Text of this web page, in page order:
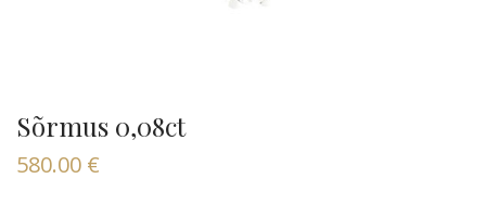
Sõrmus 0,08ct
580.00 €